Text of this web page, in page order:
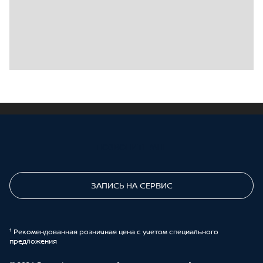
ЗАПИСЬ НА СЕРВИС
¹ Рекомендованная розничная цена с учетом специального
предложения